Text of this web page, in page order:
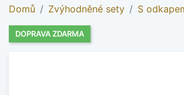
Domů Zvýhodněné sety S
DOPRAVA ZDARMA